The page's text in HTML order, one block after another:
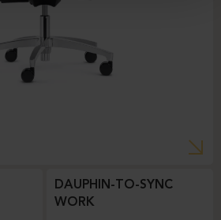
DAUPHIN-TO-SYNC
WORK